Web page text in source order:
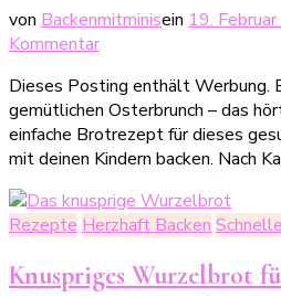
von Backenmitminisein 19.
Kommentarzu
Karottenbrot
für
den
Osterbrunch
Dieses Posting enthält Werbung.
gemütlichen Osterbrunch – das
einfache Brotrezept für dieses
mit deinen Kindern backen. Nach
Rezepte Herzhaft Backen
Knuspriges Wurzelbrot